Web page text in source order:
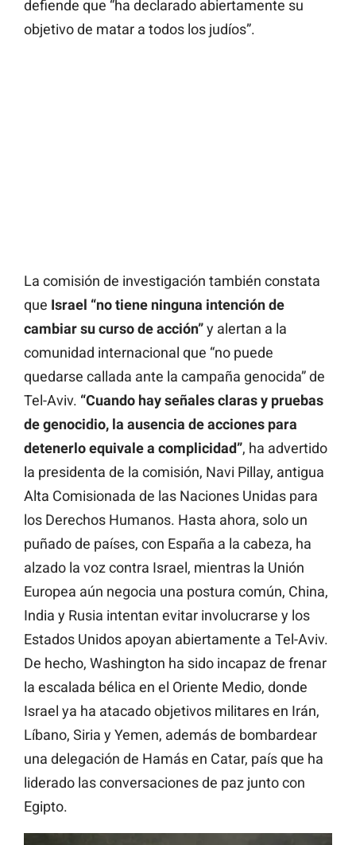
defiende que “ha declarado abiertamente su
objetivo de matar a todos los judíos”.
La comisión de investigación también constata
que Israel “no tiene ninguna intención de
cambiar su curso de acción”y alertan a la
comunidad internacional que “no puede
quedarse callada ante la campaña genocida” de
Tel-Aviv. “Cuando hay señales claras y pruebas
de genocidio, la ausencia de acciones para
detenerlo equivale a complicidad”, ha advertido
la presidenta de la comisión, Navi Pillay, antigua
Alta Comisionada de las Naciones Unidas para
los Derechos Humanos. Hasta ahora, solo un
puñado de países, con España a la cabeza, ha
alzado la voz contra Israel, mientras la Unión
Europea aún negocia una postura común, China,
India y Rusia intentan evitar involucrarse y los
Estados Unidos apoyan abiertamente a Tel-Aviv.
De hecho, Washington ha sido incapaz de frenar
la escalada bélica en el Oriente Medio, donde
Israel ya ha atacado objetivos militares en Irán,
Líbano, Siria y Yemen, además de bombardear
una delegación de Hamás en Catar, país que ha
liderado las conversaciones de paz junto con
Egipto.